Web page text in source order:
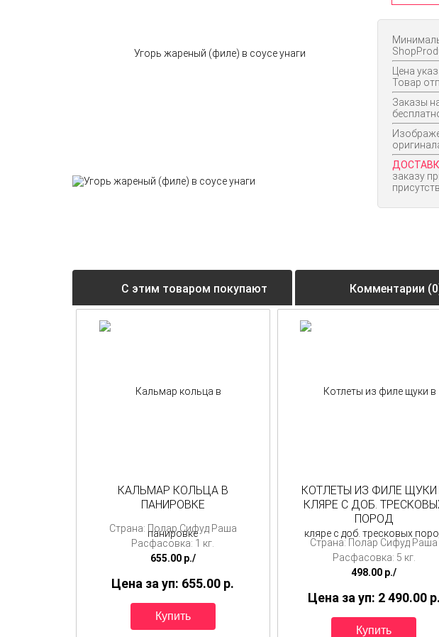
Цена
Товар
Заказы
заказу
С этим товаром покупают Комментарии
КАЛЬМАР КОЛЬЦА В
ПАНИРОВКЕ
Страна: Полар Сифуд Раша
Расфасовка: 1 кг.
655.00 p./
Цена за уп: 655.00 p.
КОТЛЕТЫ ИЗ ФИЛЕ ЩУКИ
КЛЯРЕ С ДОБ.
ПОРОД
Страна: Полар Сифуд Раша
Расфасовка: 5 кг.
498.00 p./
Цена за уп: 2 490.00 p.